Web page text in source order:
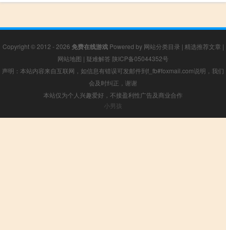
Copyright © 2012 - 2026 免费在线游戏Powered by 网站分类目录 | 精选推荐文章 |
网站地图 | 疑难解答 陕ICP备05044352号
声明：本站内容来自互联网，如信息有错误可发邮件到f_fb#foxmail.com说明，我们
会及时纠正，谢谢
本站仅为个人兴趣爱好，不接盈利性广告及商业合作
小男孩